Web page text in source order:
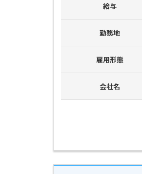
給与
勤務地
雇用形態
会社名